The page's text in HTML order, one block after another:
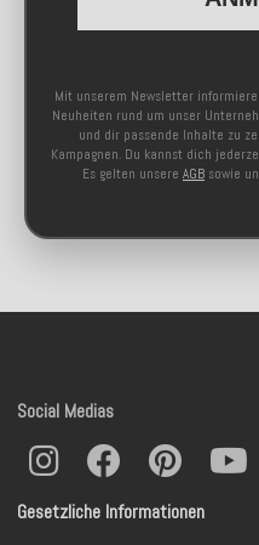
Mit unserem Newsletter
Neuheiten rund um unser
und dir passende Inhalte zu
Kampagnen. Du kannst dich
Es gelten unsere AGB sowie
Gesetzliche Informationen
Social Medias